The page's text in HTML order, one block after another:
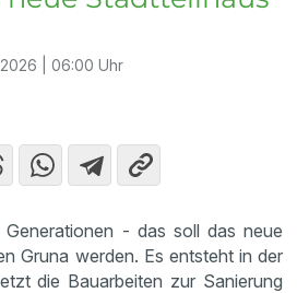
| 06:00 Uhr
- das soll das neue
Gruna werden. Es entsteht in der
die Bauarbeiten zur Sanierung